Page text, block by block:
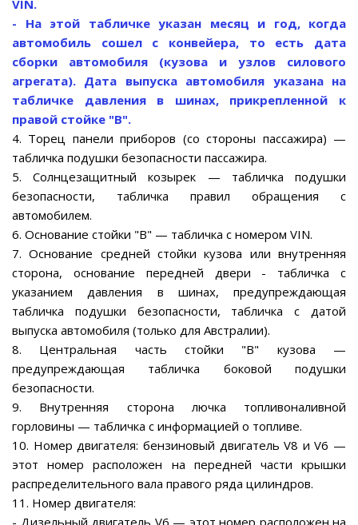
VIN.
- На этой табличке указан месяц и год, когда
автомобиль сошел с конвейера, то есть дата
сборки автомобиля (кузова и узлов силового
агрегата). Дата выпуска автомобиля указана на
табличке давления в шинах, прикрепленной к
правой стойке "B".
4. Торец панели приборов (со стороны пассажира) —
табличка подушки безопасности пассажира.
5. Солнцезащитный козырек — табличка подушки
безопасности, табличка правил обращения с
автомобилем.
6. Основание стойки "B" — табличка с номером VIN.
7. Основание средней стойки кузова или внутренняя
сторона, основание передней двери - табличка с
указанием давления в шинах, предупреждающая
табличка подушки безопасности, табличка с датой
выпуска автомобиля (только для Австралии).
8. Центральная часть стойки "B" кузова —
предупреждающая табличка боковой подушки
безопасности.
9. Внутренняя сторона лючка топливоналивной
горловины — табличка с информацией о топливе.
10. Номер двигателя: бензиновый двигатель V8 и V6 —
этот номер расположен на передней части крышки
распределительного вала правого ряда цилиндров.
11. Номер двигателя:
- Дизельный двигатель V6 — этот номер расположен на